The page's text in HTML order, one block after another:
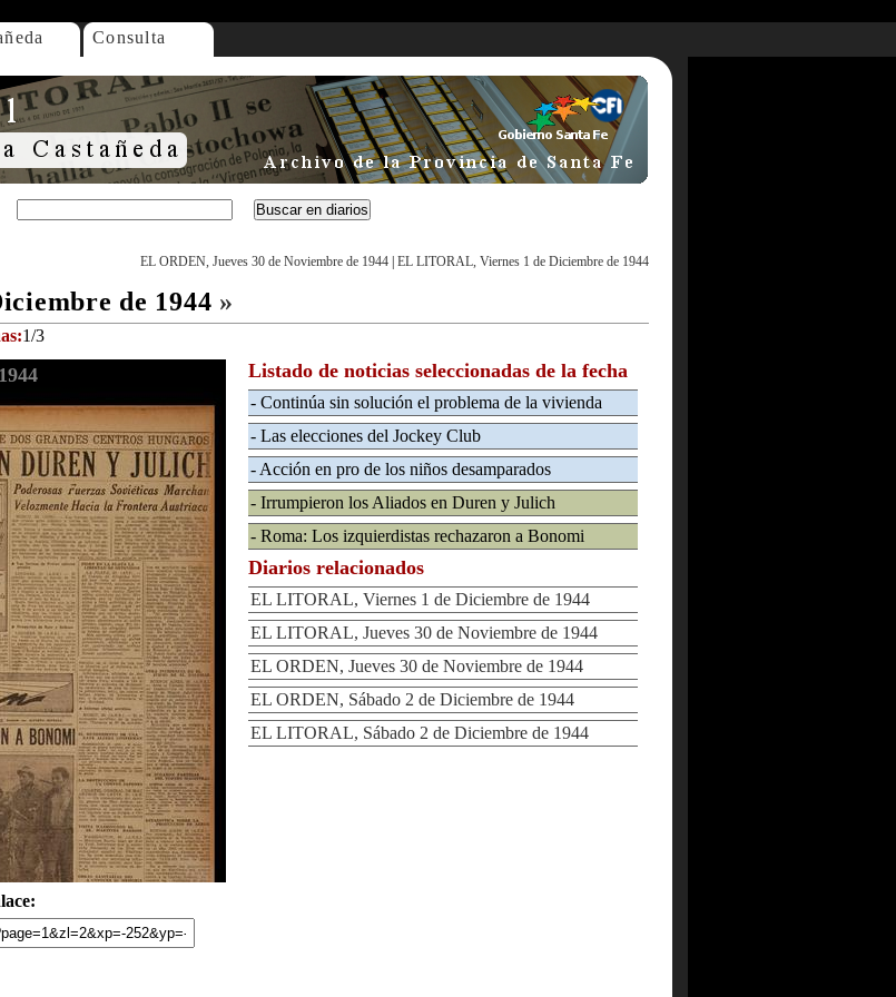
Consulta
EL ORDEN, Jueves 30 de Noviembre de 1944 EL LITORAL, Viernes 1 de Diciembre de 1944
de 1944 »
1/3
Listado de noticias seleccionadas de la fecha
- Continúa sin solución el problema de la vivienda
- Las elecciones del Jockey Club
- Acción en pro de los niños desamparados
- Irrumpieron los Aliados en Duren y Julich
- Roma: Los izquierdistas rechazaron a Bonomi
Diarios relacionados
EL LITORAL, Viernes 1 de Diciembre de 1944
EL LITORAL, Jueves 30 de Noviembre de 1944
EL ORDEN, Jueves 30 de Noviembre de 1944
EL ORDEN, Sábado 2 de Diciembre de 1944
EL LITORAL, Sábado 2 de Diciembre de 1944